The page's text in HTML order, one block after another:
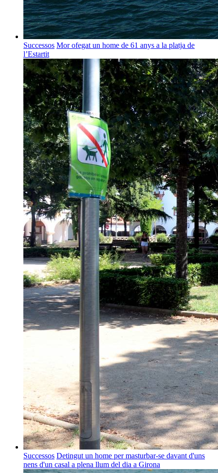
Successos Mor ofegat un home de 61 anys a la platja de
l’Estartit
Successos Detingut un home per masturbar-se davant d'uns
nens d'un casal a plena llum del dia a Girona